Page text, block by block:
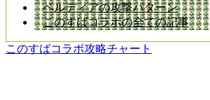
ベルディアの攻撃パターン
このすばコラボの全ての記事
このすばコラボ攻略チャート